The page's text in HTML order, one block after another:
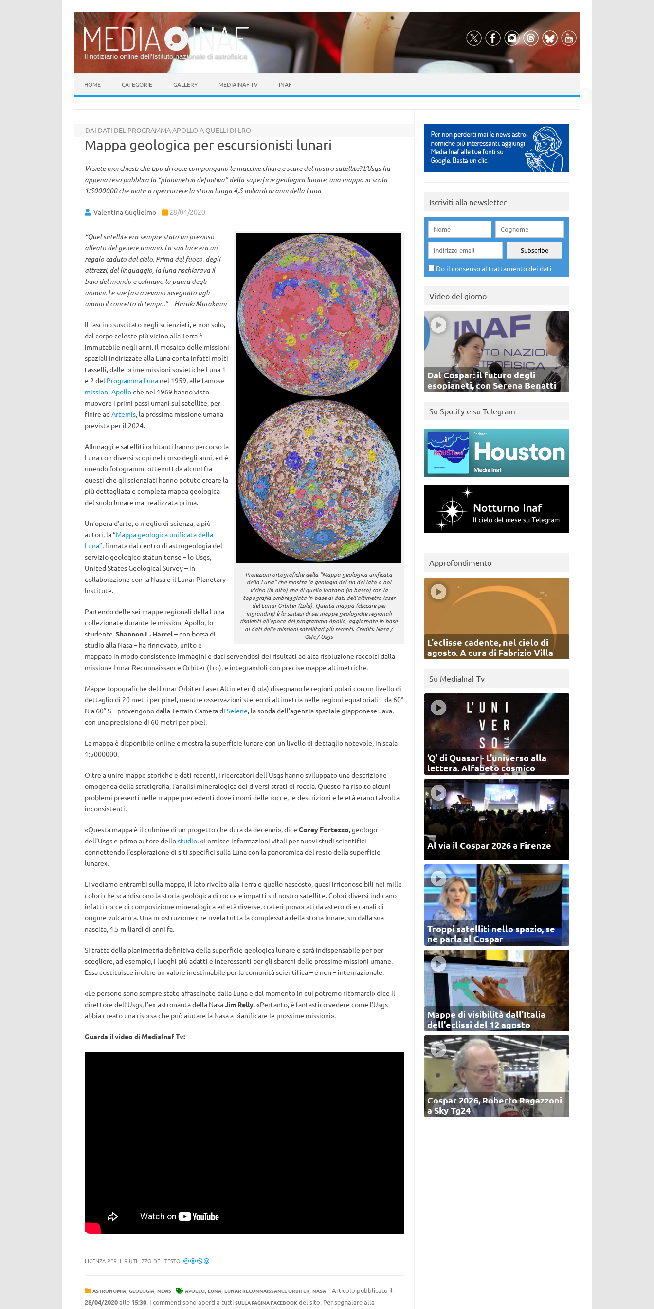
Il notiziario online dell’Istituto nazionale di astrofisica
HOME CATEGORIE GALLERY MEDIAINAF TV INAF
DAI DATI DEL PROGRAMMA APOLLO A QUELLI DI LRO
Mappa geologica per escursionisti lunari
Vi siete mai chiesti che tipo di rocce compongano le macchie chiare e scure del nostro satellite? L’Usgs ha
appena reso pubblica la “planimetria definitiva” della superficie geologica lunare, una mappa in scala
1:5000000 che aiuta a ripercorrere la storia lunga 4,5 miliardi di anni della Luna
Valentina Guglielmo 28/04/2020
Proiezioni ortografiche della “Mappa geologica unificata
della Luna” che mostra la geologia del sia del lato a noi
vicino (in alto) che di quello lontano (in basso) con la
topografia ombreggiata in base ai dati dell’altimetro laser
del Lunar Orbiter (Lola). Questa mappa (cliccare per
ingrandire) è la sintesi di sei mappe geologiche regionali
risalenti all’epoca del programma Apollo, aggiornate in base
ai dati delle missioni satellitari più recenti. Crediti: Nasa /
Gsfc / Usgs
“Quel satellite era sempre stato un prezioso
alleato del genere umano. La sua luce era un
regalo caduto dal cielo. Prima del fuoco, degli
attrezzi, del linguaggio, la luna rischiarava il
buio del mondo e calmava la paura degli
uomini. Le sue fasi avevano insegnato agli
umani il concetto di tempo.” – Haruki Murakami
Il fascino suscitato negli scienziati, e non solo,
dal corpo celeste più vicino alla Terra è
immutabile negli anni. Il mosaico delle missioni
spaziali indirizzate alla Luna conta infatti molti
tasselli, dalle prime missioni sovietiche Luna 1
e 2 del Programma Lunanel 1959, alle famose
missioni Apolloche nel 1969 hanno visto
muovere i primi passi umani sul satellite, per
finire adArtemis, la prossima missione umana
prevista per il 2024.
Allunaggi e satelliti orbitanti hanno percorso la
Luna con diversi scopi nel corso degli anni, ed è
unendo fotogrammi ottenuti da alcuni fra
questi che gli scienziati hanno potuto creare la
più dettagliata e completa mappa geologica
del suolo lunare mai realizzata prima.
Un’opera d’arte, o meglio di scienza, a più
autori, la “Mappa geologica unificata della
Luna”, firmata dal centro di astrogeologia del
servizio geologico statunitense – lo Usgs,
United States Geological Survey – in
collaborazione con la Nasa e il Lunar Planetary
Institute.
Partendo delle sei mappe regionali della Luna
collezionate durante le missioni Apollo, lo
studente Shannon L. Harrel– con borsa di
studio alla Nasa – ha rinnovato, unito e
mappato in modo consistente immagini e dati servendosi dei risultati ad alta risoluzione raccolti dalla
missione Lunar Reconnaissance Orbiter (Lro), e integrandoli con precise mappe altimetriche.
Mappe topografiche del Lunar Orbiter Laser Altimeter (Lola) disegnano le regioni polari con un livello di
dettaglio di 20 metri per pixel, mentre osservazioni stereo di altimetria nelle regioni equatoriali – da 60°
N a 60° S – provengono dalla Terrain Camera di Selene, la sonda dell’agenzia spaziale giapponese Jaxa,
con una precisione di 60 metri per pixel.
La mappa è disponibile online e mostra la superficie lunare con un livello di dettaglio notevole, in scala
1:5000000.
Oltre a unire mappe storiche e dati recenti, i ricercatori dell’Usgs hanno sviluppato una descrizione
omogenea della stratigrafia, l’analisi mineralogica dei diversi strati di roccia. Questo ha risolto alcuni
problemi presenti nelle mappe precedenti dove i nomi delle rocce, le descrizioni e le età erano talvolta
inconsistenti.
«Questa mappa è il culmine di un progetto che dura da decenni», dice Corey Fortezzo, geologo
dell’Usgs e primo autore dellostudio. «Fornisce informazioni vitali per nuovi studi scientifici
connettendo l’esplorazione di siti specifici sulla Luna con la panoramica del resto della superficie
lunare».
Li vediamo entrambi sulla mappa, il lato rivolto alla Terra e quello nascosto, quasi irriconoscibili nei mille
colori che scandiscono la storia geologica di rocce e impatti sul nostro satellite. Colori diversi indicano
infatti rocce di composizione mineralogica ed età diverse, crateri provocati da asteroidi e canali di
origine vulcanica. Una ricostruzione che rivela tutta la complessità della storia lunare, sin dalla sua
nascita, 4.5 miliardi di anni fa.
Si tratta della planimetria definitiva della superficie geologica lunare e sarà indispensabile per per
scegliere, ad esempio, i luoghi più adatti e interessanti per gli sbarchi delle prossime missioni umane.
Essa costituisce inoltre un valore inestimabile per la comunità scientifica – e non – internazionale.
«Le persone sono sempre state affascinate dalla Luna e dal momento in cui potremo ritornarci» dice il
direttore dell’Usgs, l’ex-astronauta della NasaJim Relly. «Pertanto, è fantastico vedere come l’Usgs
abbia creato una risorsa che può aiutare la Nasa a pianificare le prossime missioni».
Guarda il video di MediaInaf Tv:
LICENZA PER IL RIUTILIZZO DEL TESTO:
ASTRONOMIA, GEOLOGIA, NEWS APOLLO, LUNA, LUNAR RECONNAISSANCE ORBITER, NASA
Articolo pubblicato il
28/04/2020alle 15:30. I commenti sono aperti a tutti SULLA PAGINA FACEBOOKdel sito. Per segnalare alla
Iscriviti alla newsletter
Do il consenso al trattamento dei dati
Video del giorno
Dal Cospar: il futuro degli
esopianeti, con Serena Benatti
Su Spotify e su Telegram
Approfondimento
L’eclisse cadente, nel cielo di
agosto. A cura di Fabrizio Villa
Su MediaInaf Tv
‘Q’ di Quasar - L'universo alla
lettera. Alfabeto cosmico
Al via il Cospar 2026 a Firenze
Troppi satelliti nello spazio, se
ne parla al Cospar
Mappe di visibilità dall’Italia
dell'eclissi del 12 agosto
Cospar 2026, Roberto Ragazzoni
a Sky Tg24